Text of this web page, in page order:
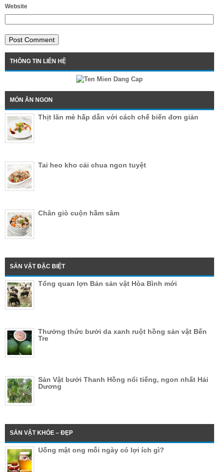
Website
THÔNG TIN LIÊN HỆ
MÓN ĂN NGON
Thịt lăn mè hấp dẫn với cách chế biến đơn giản
Tai heo kho cải chua ngon tuyệt
Chân giò cuộn hầm sâm
SẢN VẬT ĐẶC BIỆT
Tổng quan lợn Bản sản vật Hòa Bình mới
Thưởng thức bưởi da xanh ruột hồng sản vật Bến
Tre
Sản Vật bưởi Thanh Hồng nổi tiếng, ngon nhất Hải
Dương
SẢN VẬT KHỎE – ĐẸP
Uống mật ong mỗi ngày có lợi ích gì?